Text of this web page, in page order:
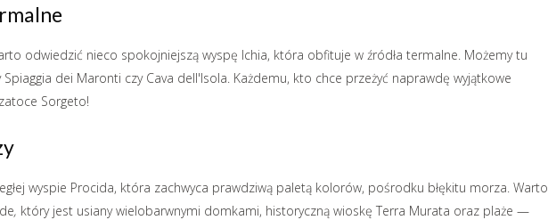
odwiedzić nieco spokojniejszą wyspę Ichia, która obfituje w źródła termalne. Możemy tu
Spiaggia dei Maronti czy Cava dell'Isola. Każdemu, kto chce przeżyć naprawdę wyjątkowe
Sorgeto!
wyspie Procida, która zachwyca prawdziwą paletą kolorów, pośrodku błękitu morza. Warto
, który jest usiany wielobarwnymi domkami, historyczną wioskę Terra Murata oraz plaże —